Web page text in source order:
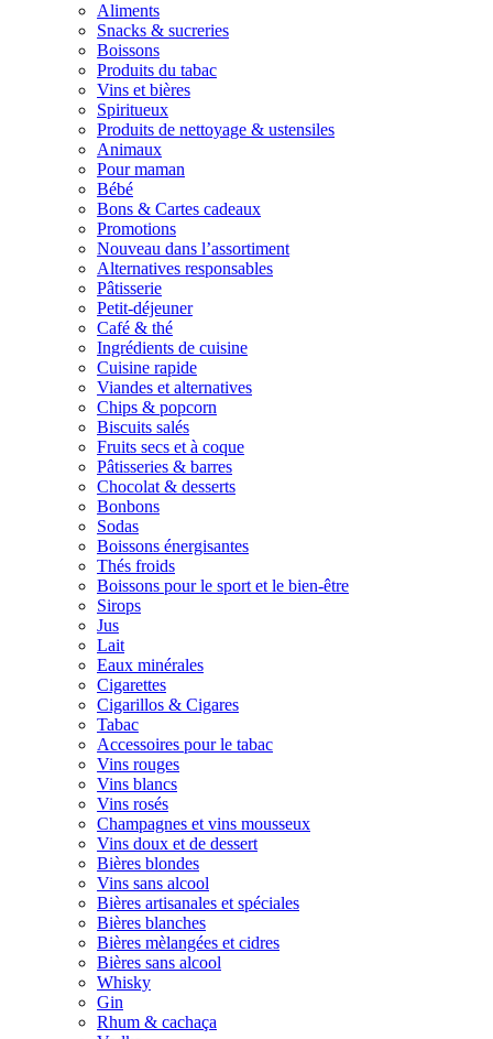
Aliments
Snacks & sucreries
Boissons
Produits du tabac
Vins et bières
Spiritueux
Produits de nettoyage & ustensiles
Animaux
Pour maman
Bébé
Bons & Cartes cadeaux
Promotions
Nouveau dans l’assortiment
Alternatives responsables
Pâtisserie
Petit-déjeuner
Café & thé
Ingrédients de cuisine
Cuisine rapide
Viandes et alternatives
Chips & popcorn
Biscuits salés
Fruits secs et à coque
Pâtisseries & barres
Chocolat & desserts
Bonbons
Sodas
Boissons énergisantes
Thés froids
Boissons pour le sport et le bien-être
Sirops
Jus
Lait
Eaux minérales
Cigarettes
Cigarillos & Cigares
Tabac
Accessoires pour le tabac
Vins rouges
Vins blancs
Vins rosés
Champagnes et vins mousseux
Vins doux et de dessert
Bières blondes
Vins sans alcool
Bières artisanales et spéciales
Bières blanches
Bières mèlangées et cidres
Bières sans alcool
Whisky
Gin
Rhum & cachaça